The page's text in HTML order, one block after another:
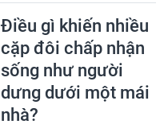
Điều gì khiến nhiều
cặp đôi chấp nhận
sống như người
dưng dưới một mái
nhà?